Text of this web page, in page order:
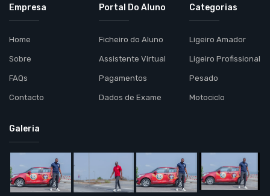
Empresa
Home
Sobre
FAQs
Contacto
Portal Do Aluno
Ficheiro do Aluno
Assistente Virtual
Pagamentos
Dados de Exame
Categorias
Ligeiro Amador
Ligeiro Profissional
Pesado
Motociclo
Galeria